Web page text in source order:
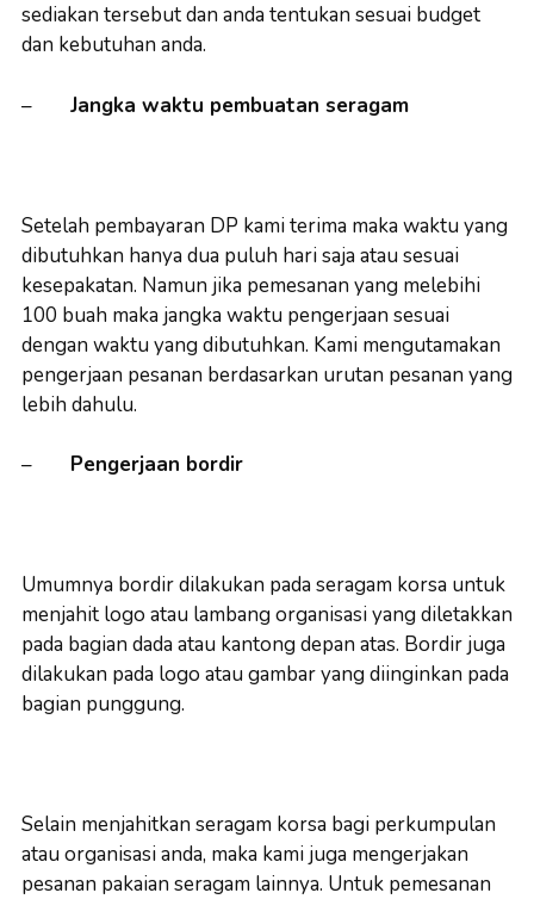
sediakan tersebut dan anda tentukan sesuai budget
dan kebutuhan anda.
– Jangka waktu pembuatan seragam
Setelah pembayaran DP kami terima maka waktu yang
dibutuhkan hanya dua puluh hari saja atau sesuai
kesepakatan. Namun jika pemesanan yang melebihi
100 buah maka jangka waktu pengerjaan sesuai
dengan waktu yang dibutuhkan. Kami mengutamakan
pengerjaan pesanan berdasarkan urutan pesanan yang
lebih dahulu.
– Pengerjaan bordir
Umumnya bordir dilakukan pada seragam korsa untuk
menjahit logo atau lambang organisasi yang diletakkan
pada bagian dada atau kantong depan atas. Bordir juga
dilakukan pada logo atau gambar yang diinginkan pada
bagian punggung.
Selain menjahitkan seragam korsa bagi perkumpulan
atau organisasi anda, maka kami juga mengerjakan
pesanan pakaian seragam lainnya. Untuk pemesanan